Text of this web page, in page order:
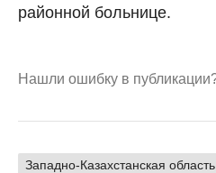
районной больнице.
Нашли ошибку в
Западно-Казахстанская область